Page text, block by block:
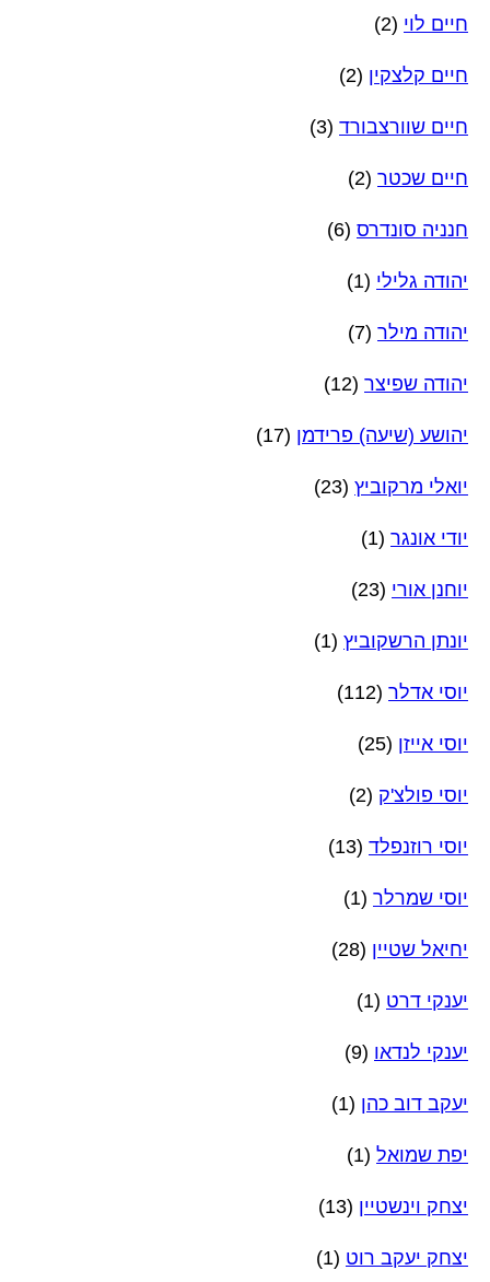
חיים לוי (2)
חיים קלצקין (2)
חיים שוורצבורד (3)
חיים שכטר (2)
חנניה סונדרס (6)
יהודה גלילי (1)
יהודה מילר (7)
יהודה שפיצר (12)
יהושע (שיעה) פרידמן (17)
יואלי מרקוביץ (23)
יודי אונגר (1)
יוחנן אורי (23)
יונתן הרשקוביץ (1)
יוסי אדלר (112)
יוסי אייזן (25)
יוסי פולצ'ק (2)
יוסי רוזנפלד (13)
יוסי שמרלר (1)
יחיאל שטיין (28)
יענקי דרט (1)
יענקי לנדאו (9)
יעקב דוב כהן (1)
יפת שמואל (1)
יצחק וינשטיין (13)
יצחק יעקב רוט (1)